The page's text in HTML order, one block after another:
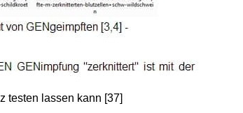
testen lassen kann [37]